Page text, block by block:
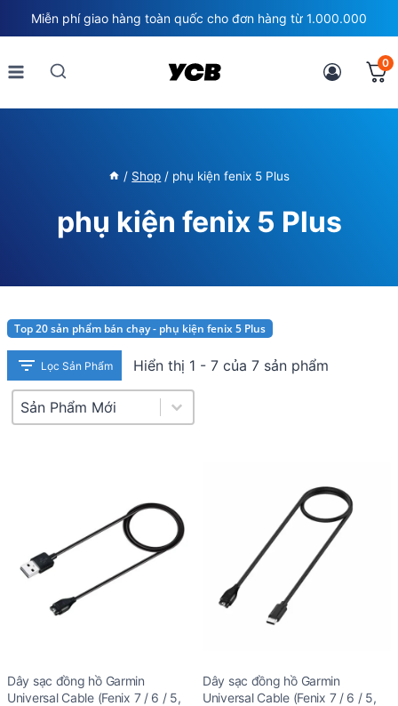
to
content
Miễn phí giao hàng toàn quốc cho đơn hàng từ 1.000.000
0
/ Shop / phụ kiện fenix 5 Plus
phụ kiện fenix 5 Plus
Top 20 sản phẩm bán chạy - phụ kiện fenix 5 Plus
Lọc Sản Phẩm Hiển thị 1 - 7 của 7 sản phẩm
Product Sort
Sort content
Dây sạc đồng hồ Garmin
Universal Cable (Fenix 7 / 6 / 5,
Dây sạc đồng hồ Garmin
Universal Cable (Fenix 7 / 6 / 5,